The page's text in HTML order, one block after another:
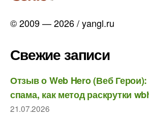
© 2009 — 2026 / yangl.ru
Свежие записи
Отзыв о Web Hero (Веб
спама, как метод раскрутки
21.07.2026